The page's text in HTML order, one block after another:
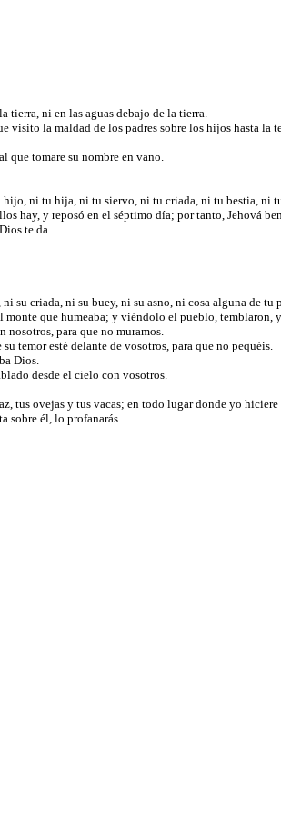
tierra, ni en las aguas debajo de la tierra.
la maldad de los padres sobre los hijos hasta la
que tomare su nombre en vano.
ni tu hija, ni tu siervo, ni tu criada, ni tu bestia, ni
hay, y reposó en el séptimo día; por tanto, Jehová
te da.
su criada, ni su buey, ni su asno, ni cosa alguna de tu
que humeaba; y viéndolo el pueblo, temblaron,
para que no muramos.
temor esté delante de vosotros, para que no pequéis.
Dios.
desde el cielo con vosotros.
tus ovejas y tus vacas; en todo lugar donde yo
sobre él, lo profanarás.